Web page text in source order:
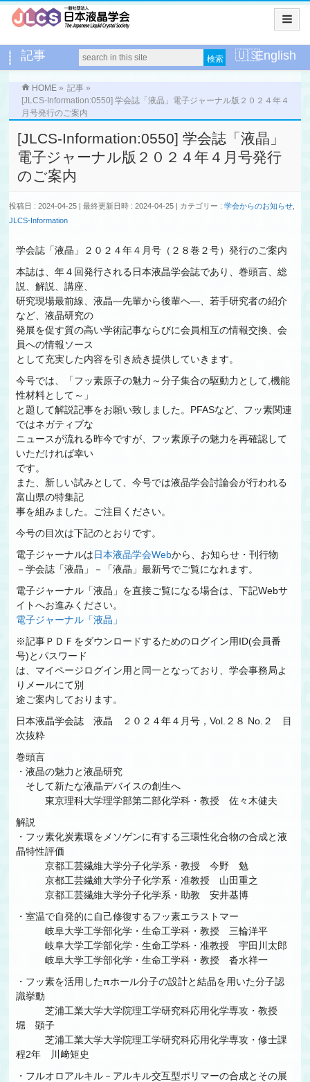
記事 English
HOME » 記事 »
[JLCS-Information:0550] 学会誌「液晶」電子ジャーナル版２０２４年４
月号発行のご案内
[JLCS-Information:0550] 学会誌「液晶」
電子ジャーナル版２０２４年４月号発行
のご案内
投稿日 : 2024-04-25 最終更新日時 : 2024-04-25 カテゴリー :学会からのお知らせ
JLCS-Information
学会誌「液晶」２０２４年４月号（２８巻２号）発行のご案内
本誌は、年４回発行される日本液晶学会誌であり、巻頭言、総
説、解説、講座、
研究現場最前線、液晶―先輩から後輩へ―、若手研究者の紹介
など、液晶研究の
発展を促す質の高い学術記事ならびに会員相互の情報交換、会
員への情報ソース
として充実した内容を引き続き提供していきます。
今号では、「フッ素原子の魅力～分子集合の駆動力として,機能
性材料として～」
と題して解説記事をお願い致しました。PFASなど、フッ素関連
ではネガティブな
ニュースが流れる昨今ですが、フッ素原子の魅力を再確認して
いただければ幸い
です。
また、新しい試みとして、今号では液晶学会討論会が行われる
富山県の特集記
事を組みました。ご注目ください。
今号の目次は下記のとおりです。
電子ジャーナルは日本液晶学会Webから、お知らせ・刊行物
－学会誌「液晶」－「液晶」最新号でご覧になれます。
電子ジャーナル「液晶」を直接ご覧になる場合は、下記Webサ
イトへお進みください。
電子ジャーナル「液晶」
※記事ＰＤＦをダウンロードするためのログイン用ID(会員番
号)とパスワード
は、マイページログイン用と同一となっており、学会事務局よ
りメールにて別
途ご案内しております。
日本液晶学会誌 液晶 ２０２４年４月号，Vol.２８ No.２ 目
次抜粋
巻頭言
・液晶の魅力と液晶研究
そして新たな液晶デバイスの創生へ
東京理科大学理学部第二部化学科・教授 佐々木健夫
解説
・フッ素化炭素環をメソゲンに有する三環性化合物の合成と液
晶特性評価
京都工芸繊維大学分子化学系・教授 今野 勉
京都工芸繊維大学分子化学系・准教授 山田重之
京都工芸繊維大学分子化学系・助教 安井基博
・室温で自発的に自己修復するフッ素エラストマー
岐阜大学工学部化学・生命工学科・教授 三輪洋平
岐阜大学工学部化学・生命工学科・准教授 宇田川太郎
岐阜大学工学部化学・生命工学科・教授 沓水祥一
・フッ素を活用したπホール分子の設計と結晶を用いた分子認
識挙動
芝浦工業大学大学院理工学研究科応用化学専攻・教授
堀 顕子
芝浦工業大学大学院理工学研究科応用化学専攻・修士課
程2年 川﨑矩史
・フルオロアルキル－アルキル交互型ポリマーの合成とその展